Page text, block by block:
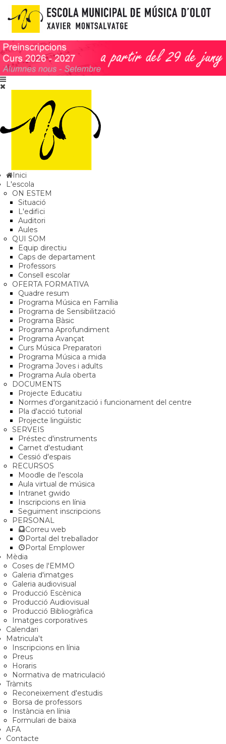
Inici
L'escola
ON ESTEM
Situació
L'edifici
Auditori
Aules
QUI SOM
Equip directiu
Caps de departament
Professors
Consell escolar
OFERTA FORMATIVA
Quadre resum
Programa Música en Família
Programa de Sensibilització
Programa Bàsic
Programa Aprofundiment
Programa Avançat
Curs Música Preparatori
Programa Música a mida
Programa Joves i adults
Programa Aula oberta
DOCUMENTS
Projecte Educatiu
Normes d'organització i funcionament del centre
Pla d'acció tutorial
Projecte lingüístic
SERVEIS
Préstec d'instruments
Carnet d'estudiant
Cessió d'espais
RECURSOS
Moodle de l'escola
Aula virtual de música
Intranet gwido
Inscripcions en línia
Seguiment inscripcions
PERSONAL
Correu web
Portal del treballador
Portal Emplower
Mèdia
Coses de l'EMMO
Galeria d'imatges
Galeria audiovisual
Producció Escènica
Producció Audiovisual
Producció Bibliogràfica
Imatges corporatives
Calendari
Matricula't
Inscripcions en línia
Preus
Horaris
Normativa de matriculació
Tràmits
Reconeixement d'estudis
Borsa de professors
Instància en línia
Formulari de baixa
AFA
Contacte